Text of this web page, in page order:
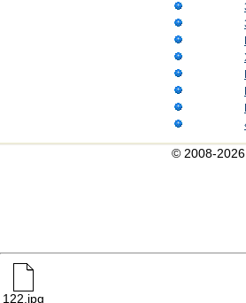
© 2008-2026
122.jpg